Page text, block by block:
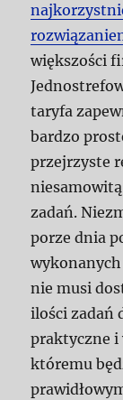
większości
taryfa
bardzo
przejrzyste
zadań.
porze dnia
nie musi
ilości zadań
praktyczne i
któremu